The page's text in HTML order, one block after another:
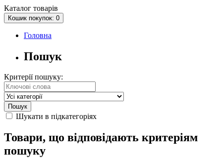
Каталог товарів
Кошик покупок: 0
Головна
Пошук
Критерії пошуку:
Шукати в підкатегоріях
Товари, що відповідають критеріям
пошуку